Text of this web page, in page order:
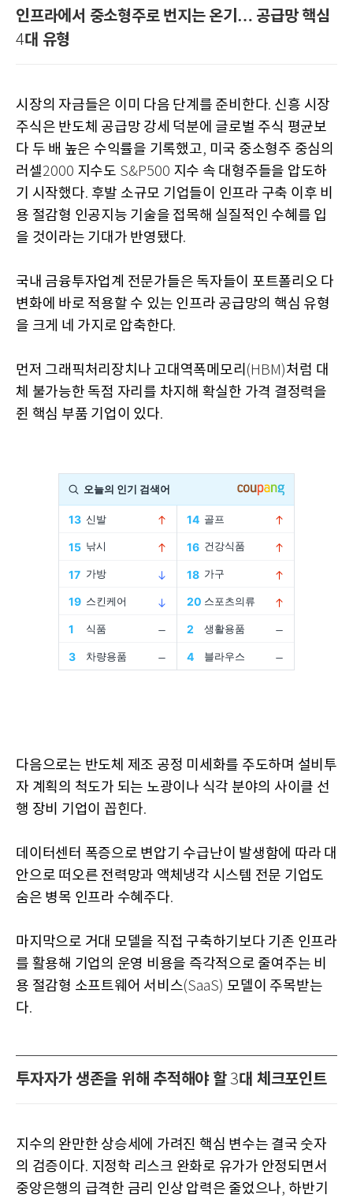
인프라에서 중소형주로 번지는 온기… 공급망 핵심
4대 유형
시장의 자금들은 이미 다음 단계를 준비한다. 신흥 시장
주식은 반도체 공급망 강세 덕분에 글로벌 주식 평균보
다 두 배 높은 수익률을 기록했고, 미국 중소형주 중심의
러셀2000 지수도 S&P500 지수 속 대형주들을 압도하
기 시작했다. 후발 소규모 기업들이 인프라 구축 이후 비
용 절감형 인공지능 기술을 접목해 실질적인 수혜를 입
을 것이라는 기대가 반영됐다.
국내 금융투자업계 전문가들은 독자들이 포트폴리오 다
변화에 바로 적용할 수 있는 인프라 공급망의 핵심 유형
을 크게 네 가지로 압축한다.
먼저 그래픽처리장치나 고대역폭메모리 (HBM)처럼 대
체 불가능한 독점 자리를 차지해 확실한 가격 결정력을
쥔 핵심 부품 기업이 있다.
다음으로는 반도체 제조 공정 미세화를 주도하며 설비투
자 계획의 척도가 되는 노광이나 식각 분야의 사이클 선
행 장비 기업이 꼽힌다.
데이터센터 폭증으로 변압기 수급난이 발생함에 따라 대
안으로 떠오른 전력망과 액체냉각 시스템 전문 기업도
숨은 병목 인프라 수혜주다.
마지막으로 거대 모델을 직접 구축하기보다 기존 인프라
를 활용해 기업의 운영 비용을 즉각적으로 줄여주는 비
용 절감형 소프트웨어 서비스(SaaS) 모델이 주목받는
다.
투자자가 생존을 위해 추적해야 할 3대 체크포인트
지수의 완만한 상승세에 가려진 핵심 변수는 결국 숫자
의 검증이다. 지정학 리스크 완화로 유가가 안정되면서
중앙은행의 급격한 금리 인상 압력은 줄었으나, 하반기